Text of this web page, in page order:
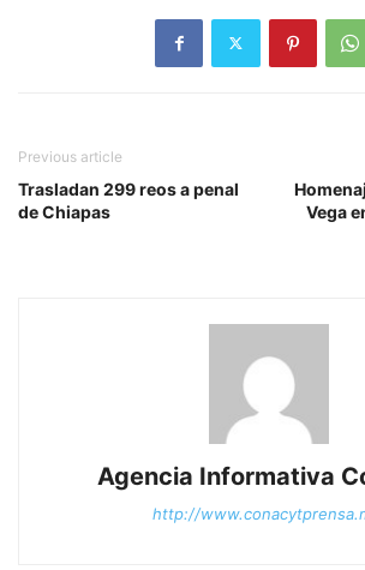
Previous article
Trasladan 299 reos a penal
de Chiapas
Vega
Agencia Informativa
http://